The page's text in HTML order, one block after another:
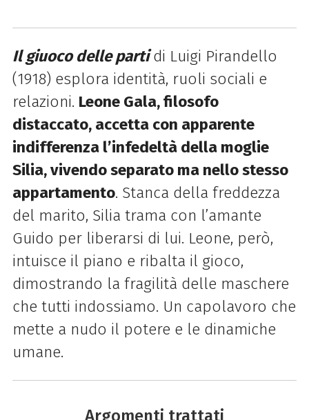
Il giuoco delle parti di Luigi Pirandello
(1918) esplora identità, ruoli sociali e
relazioni. Leone Gala, filosofo
distaccato, accetta con apparente
indifferenza l’infedeltà della moglie
Silia, vivendo separato ma nello stesso
appartamento. Stanca della freddezza
del marito, Silia trama con l’amante
Guido per liberarsi di lui. Leone, però,
intuisce il piano e ribalta il gioco,
dimostrando la fragilità delle maschere
che tutti indossiamo. Un capolavoro che
mette a nudo il potere e le dinamiche
umane.
Argomenti trattati